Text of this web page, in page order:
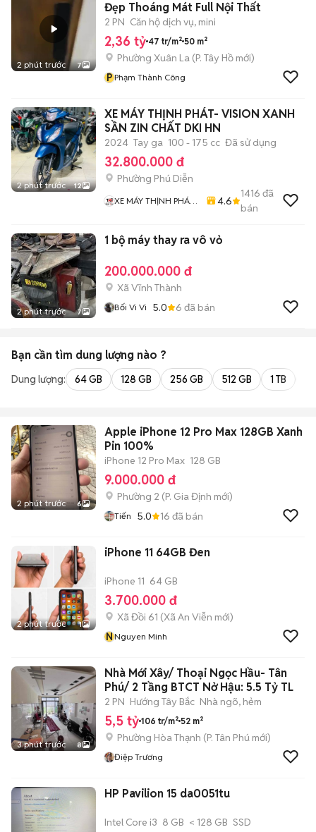
2 phút trước 7
Đẹp Thoáng Mát Full Nội Thất
2 PN Căn hộ dịch vụ, mini
2,36 tỷ 47 tr/m² 50 m²
Phường Xuân La (P. Tây Hồ mới)
P Phạm Thành Công
2 phút trước 12
XE MÁY THỊNH PHÁT- VISION XANH
SẦN ZIN CHẤT DKI HN
2024 Tay ga 100 - 175 cc Đã sử dụng
32.800.000 đ
Phường Phú Diễn
XE MÁY THỊNH PHÁT
4.6
1416 đã
bán
2 phút trước 7
1 bộ máy thay ra vô vỏ
200.000.000 đ
Xã Vĩnh Thành
Bối Vi Vi 5.0 6 đã bán
Bạn cần tìm dung lượng nào ?
Dung lượng: 64 GB 128 GB 256 GB 512 GB 1 TB
2 phút trước 6
Apple iPhone 12 Pro Max 128GB Xanh
Pin 100%
iPhone 12 Pro Max 128 GB
9.000.000 đ
Phường 2 (P. Gia Định mới)
Tiến 5.0 16 đã bán
2 phút trước 1
iPhone 11 64GB Đen
iPhone 11 64 GB
3.700.000 đ
Xã Đồi 61 (Xã An Viễn mới)
NNguyen Minh
3 phút trước 8
Nhà Mới Xây/ Thoại Ngọc Hầu- Tân
Phú/ 2 Tầng BTCT Nở Hậu: 5.5 Tỷ TL
2 PN Hướng Tây Bắc Nhà ngõ, hẻm
5,5 tỷ 106 tr/m² 52 m²
Phường Hòa Thạnh (P. Tân Phú mới)
Điệp Trương
HP Pavilion 15 da0051tu
Intel Core i3 8 GB < 128 GB SSD